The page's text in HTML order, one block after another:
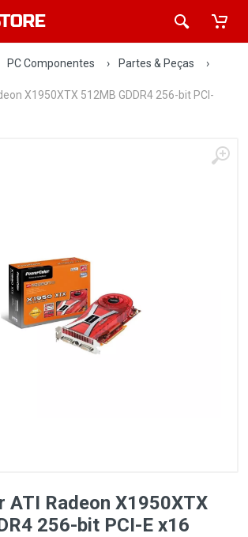
PC Componentes › Partes & Peças
›
X1950XTX 512MB GDDR4 256-bit PCI-
ATI Radeon X1950XTX
256-bit PCI-E x16